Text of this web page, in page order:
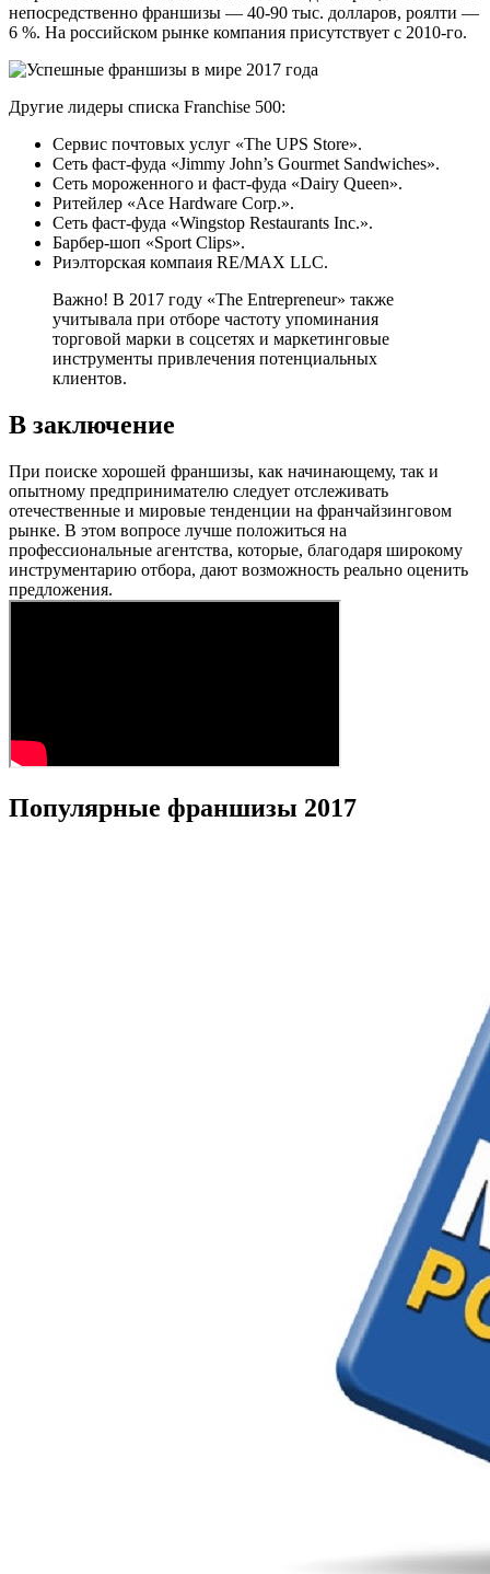
непосредственно франшизы — 40-90 тыс. долларов, роялти —
6 %. На российском рынке компания присутствует с 2010-го.
Другие лидеры списка Franchise 500:
Сервис почтовых услуг «The UPS Store».
Сеть фаст-фуда «Jimmy John’s Gourmet Sandwiches».
Сеть мороженного и фаст-фуда «Dairy Queen».
Ритейлер «Ace Hardware Corp.».
Сеть фаст-фуда «Wingstop Restaurants Inc.».
Барбер-шоп «Sport Clips».
Риэлторская компаия RE/MAX LLC.
Важно! В 2017 году «The Entrepreneur» также
учитывала при отборе частоту упоминания
торговой марки в соцсетях и маркетинговые
инструменты привлечения потенциальных
клиентов.
В заключение
При поиске хорошей франшизы, как начинающему, так и
опытному предпринимателю следует отслеживать
отечественные и мировые тенденции на франчайзинговом
рынке. В этом вопросе лучше положиться на
профессиональные агентства, которые, благодаря широкому
инструментарию отбора, дают возможность реально оценить
предложения.
Популярные франшизы 2017